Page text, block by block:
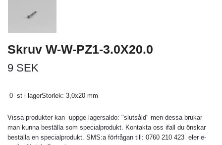
Skruv W-W-PZ1-3.0X20.0
9 SEK
0 st i lagerStorlek: 3,0x20 mm
Vissa produkter kan uppge lagersaldo: "slutsåld" men dessa brukar
man kunna beställa som specialprodukt. Kontakta oss ifall du önskar
beställa en specialprodukt. SMS:a förfrågan till: 0760 210 423 eler e-